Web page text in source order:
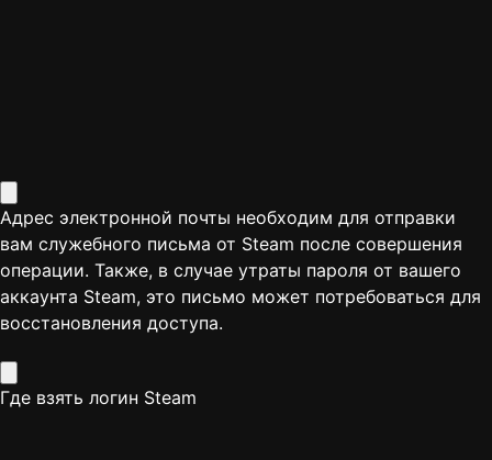
Адрес электронной почты необходим для отправки
вам служебного письма от Steam после совершения
операции. Также, в случае утраты пароля от вашего
аккаунта Steam, это письмо может потребоваться для
восстановления доступа.
Где взять логин Steam